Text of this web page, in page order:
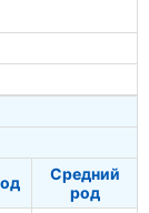
Средний
род